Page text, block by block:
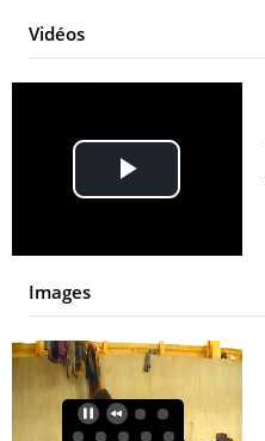
Vidéos
Play
Video
Images